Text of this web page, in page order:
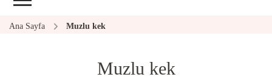
Ana Sayfa Muzlu kek
Muzlu kek